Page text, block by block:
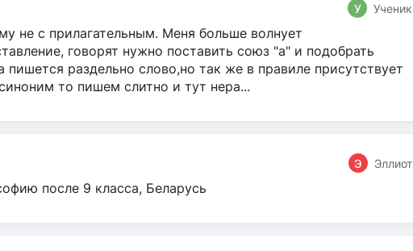
У Ученик
не с прилагательным. Меня больше волнует
говорят нужно поставить союз "а" и подобрать
пишется раздельно слово,но так же в правиле присутствует
то пишем слитно и тут нера...
Э Эллиот
после 9 класса, Беларусь